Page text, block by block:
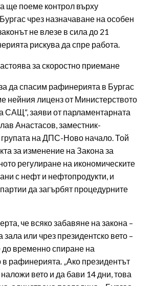
ще поеме контрол върху
чрез назначаване на особен
не влезе в сила до 21
рискува да спре работа.
за скоростно приемане
да спасим рафинерията в Бургас
нейния лиценз от Министерството
САЩ“, заяви от парламентарната
Анастасов, заместник-
групата на ДПС-Ново начало. Той
за изменение на Закона за
регулиране на икономическите
с нефт и нефтопродукти, и
да загърбят процедурните
че всяко забавяне на закона –
или чрез президентско вето –
временно спиране на
в рафинерията. „Ако президентът
вето и да бави 14 дни, това